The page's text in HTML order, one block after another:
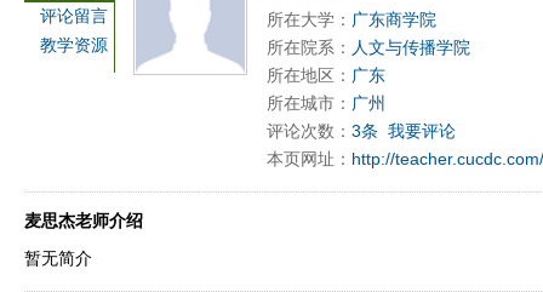
评论留言
教学资源
所在大学： 广东商学院
所在院系： 人文与传播学院
所在地区： 广东
所在城市： 广州
评论次数： 3条 我要评论
本页网址： http://
麦思杰老师介绍
暂无简介